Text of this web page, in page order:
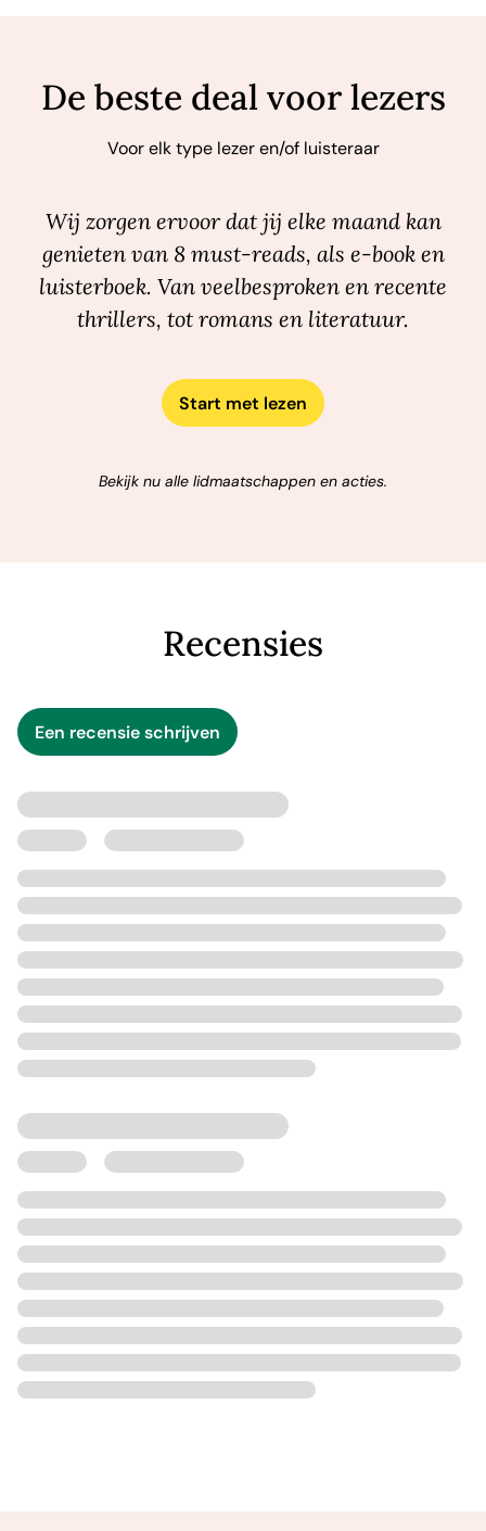
of luisteren van dit boek gegarandeerd haar andere
titels op je to read-lijstje plaatsen.
De beste deal voor lezers
Voor elk type lezer en/of luisteraar
Wij zorgen ervoor dat jij elke maand kan
genieten van 8 must-reads, als e-book en
luisterboek. Van veelbesproken en recente
thrillers, tot romans en literatuur.
Start met lezen
Bekijk nu alle lidmaatschappen en acties.
Recensies
Een recensie schrijven